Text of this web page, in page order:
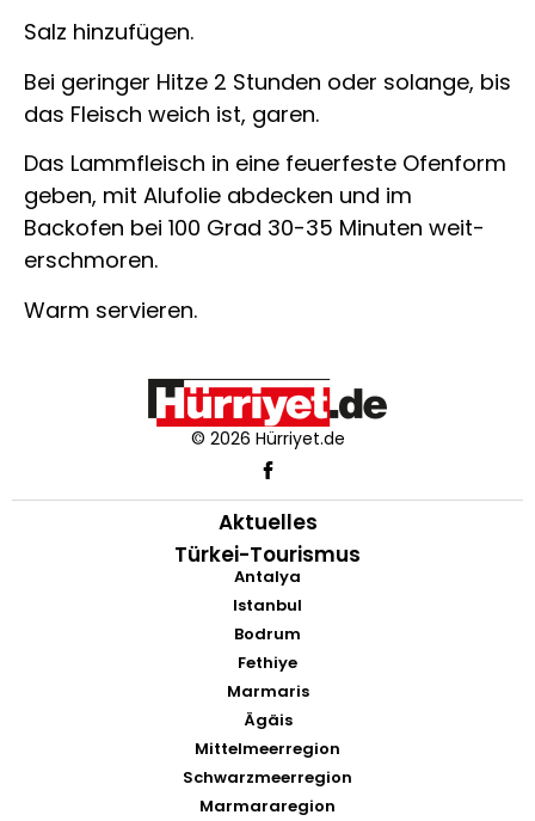
Salz hinzufügen.
Bei geringer Hitze 2 Stunden oder solange, bis
das Fleisch weich ist, garen.
Das Lammfleisch in eine feuerfeste Ofenform
geben, mit Alufolie abdecken und im
Backofen bei 100 Grad 30-35 Minuten weit­
erschmoren.
Warm servieren.
© 2026 Hürriyet.de
Aktuelles
Türkei-Tourismus
Antalya
Istanbul
Bodrum
Fethiye
Marmaris
Ägäis
Mittelmeerregion
Schwarzmeerregion
Marmararegion